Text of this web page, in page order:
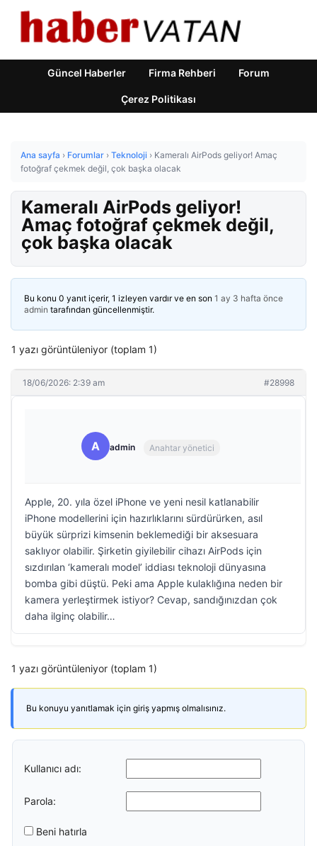
Güncel Haberler Firma Rehberi Forum
Çerez Politikası
Ana sayfa › Forumlar › Teknoloji › Kameralı AirPods geliyor! Amaç
fotoğraf çekmek değil, çok başka olacak
Kameralı AirPods geliyor!
Amaç fotoğraf çekmek değil,
çok başka olacak
Bu konu 0 yanıt içerir, 1 izleyen vardır ve en son 1 ay 3 hafta önce
admin tarafından güncellenmiştir.
1 yazı görüntüleniyor (toplam 1)
18/06/2026: 2:39 am #28998
A admin Anahtar yönetici
Apple, 20. yıla özel iPhone ve yeni nesil katlanabilir
iPhone modellerini için hazırlıklarını sürdürürken, asıl
büyük sürprizi kimsenin beklemediği bir aksesuara
saklıyor olabilir. Şirketin giyilebilir cihazı AirPods için
sızdırılan ‘kameralı model’ iddiası teknoloji dünyasına
bomba gibi düştü. Peki ama Apple kulaklığına neden bir
kamera yerleştirmek istiyor? Cevap, sandığınızdan çok
daha ilginç olabilir…
1 yazı görüntüleniyor (toplam 1)
Bu konuyu yanıtlamak için giriş yapmış olmalısınız.
Kullanıcı adı:
Parola:
Beni hatırla